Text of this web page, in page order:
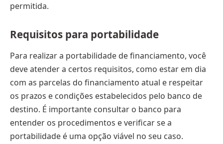
permitida.
Requisitos para portabilidade
Para realizar a portabilidade de financiamento, você
deve atender a certos requisitos, como estar em dia
com as parcelas do financiamento atual e respeitar
os prazos e condições estabelecidos pelo banco de
destino. É importante consultar o banco para
entender os procedimentos e verificar se a
portabilidade é uma opção viável no seu caso.